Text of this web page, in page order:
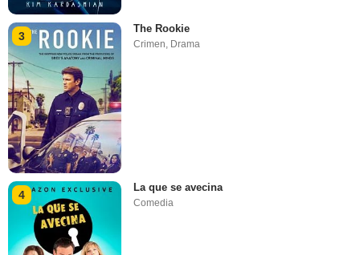
3
The Rookie
Crimen Drama
4
La que se avecina
Comedia